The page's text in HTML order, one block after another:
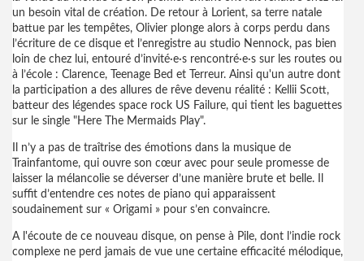
un besoin vital de création. De retour à Lorient, sa terre natale
battue par les tempêtes, Olivier plonge alors à corps perdu dans
l’écriture de ce disque et l’enregistre au studio Nennock, pas bien
loin de chez lui, entouré d’invité·e·s rencontré·e·s sur les routes ou
à l’école : Clarence, Teenage Bed et Terreur. Ainsi qu'un autre dont
la participation a des allures de rêve devenu réalité : Kellii Scott,
batteur des légendes space rock US Failure, qui tient les baguettes
sur le single "Here The Mermaids Play".
Il n’y a pas de traîtrise des émotions dans la musique de
Trainfantome, qui ouvre son cœur avec pour seule promesse de
laisser la mélancolie se déverser d’une manière brute et belle. Il
suffit d’entendre ces notes de piano qui apparaissent
soudainement sur « Origami » pour s’en convaincre.
A l'écoute de ce nouveau disque, on pense à Pile, dont l’indie rock
complexe ne perd jamais de vue une certaine efficacité mélodique,